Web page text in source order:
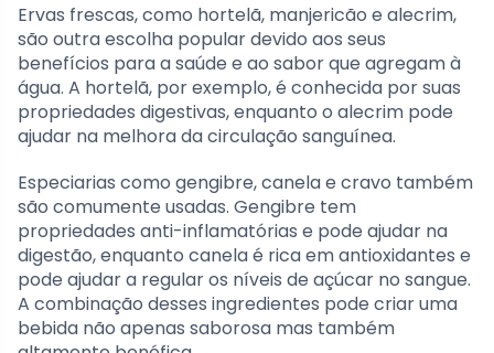
Ervas frescas, como hortelã, manjericão e alecrim,
são outra escolha popular devido aos seus
benefícios para a saúde e ao sabor que agregam à
água. A hortelã, por exemplo, é conhecida por suas
propriedades digestivas, enquanto o alecrim pode
ajudar na melhora da circulação sanguínea.
Especiarias como gengibre, canela e cravo também
são comumente usadas. Gengibre tem
propriedades anti-inflamatórias e pode ajudar na
digestão, enquanto canela é rica em antioxidantes e
pode ajudar a regular os níveis de açúcar no sangue.
A combinação desses ingredientes pode criar uma
bebida não apenas saborosa mas também